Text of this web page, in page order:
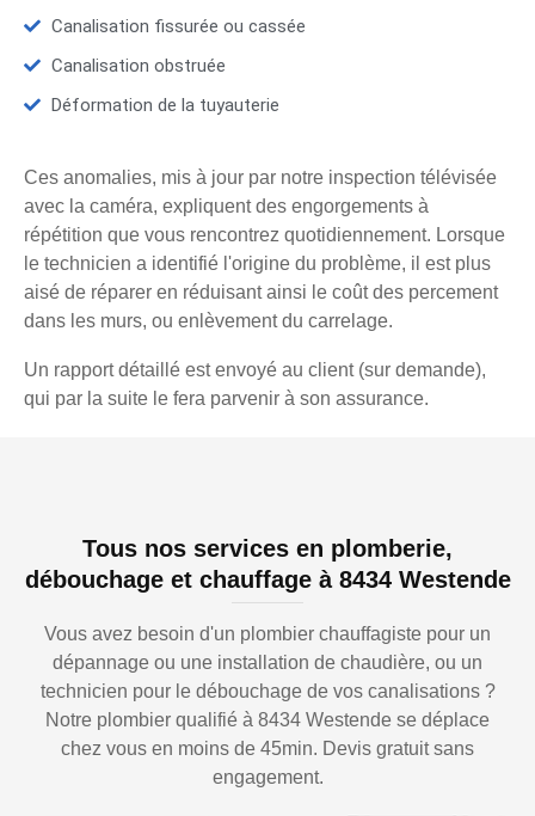
Canalisation fissurée ou cassée
Canalisation obstruée
Déformation de la tuyauterie
Ces anomalies, mis à jour par notre inspection télévisée
avec la caméra, expliquent des engorgements à
répétition que vous rencontrez quotidiennement. Lorsque
le technicien a identifié l'origine du problème, il est plus
aisé de réparer en réduisant ainsi le coût des percement
dans les murs, ou enlèvement du carrelage.
Un rapport détaillé est envoyé au client (sur demande),
qui par la suite le fera parvenir à son assurance.
Tous nos services en plomberie,
débouchage et chauffage à 8434 Westende
Vous avez besoin d'un plombier chauffagiste pour un
dépannage ou une installation de chaudière, ou un
technicien pour le débouchage de vos canalisations ?
Notre plombier qualifié à 8434 Westende se déplace
chez vous en moins de 45min. Devis gratuit sans
engagement.